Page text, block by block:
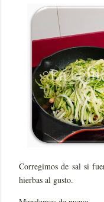
Corregimos de sal si
hierbas al gusto.